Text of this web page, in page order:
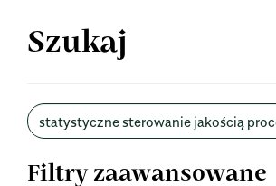
Szukaj
Wyszukaj
w
Filtry zaawansowane